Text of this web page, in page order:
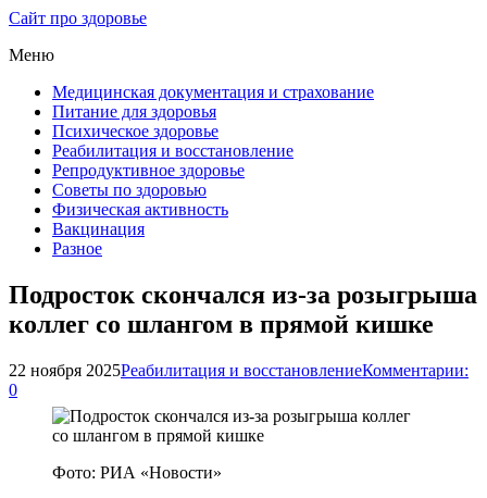
Сайт про здоровье
Меню
Медицинская документация и страхование
Питание для здоровья
Психическое здоровье
Реабилитация и восстановление
Репродуктивное здоровье
Советы по здоровью
Физическая активность
Вакцинация
Разное
Подросток скончался из-за розыгрыша
коллег со шлангом в прямой кишке
22 ноября 2025Реабилитация и восстановлениеКомментарии:
0
Фото: РИА «Новости»